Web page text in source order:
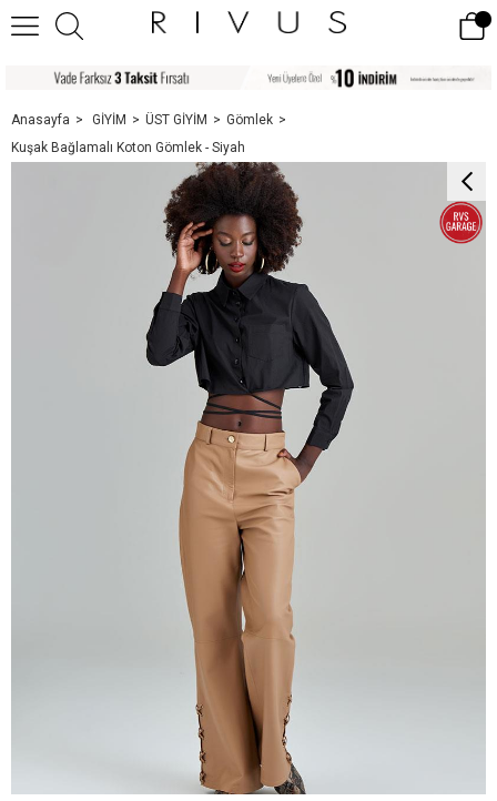
Anasayfa GİYİM ÜST GİYİM
Gömlek
Kuşak Bağlamalı Koton Gömlek - Siyah